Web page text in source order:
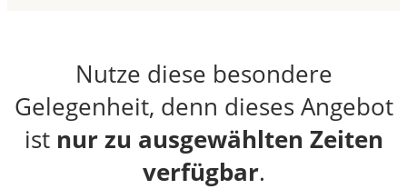
Nutze diese besondere
Gelegenheit, denn dieses Angebot
ist nur zu ausgewählten Zeiten
verfügbar.